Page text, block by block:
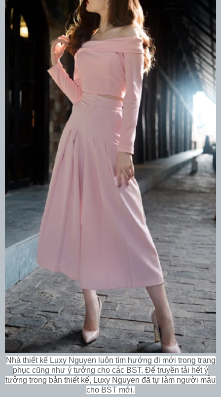
Nhà thiết kế Luxy Nguyen luôn tìm hướng đi mới trong trang
phục cũng như ý tưởng cho các BST. Để truyền tải hết ý
tưởng trong bản thiết kế, Luxy Nguyen đã tự làm người mẫu
cho BST mới.